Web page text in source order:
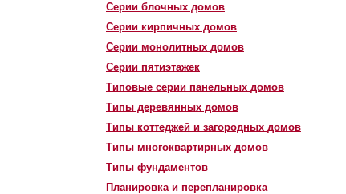
Серии блочных домов
Серии кирпичных домов
Серии монолитных домов
Серии пятиэтажек
Типовые серии панельных домов
Типы деревянных домов
Типы коттеджей и загородных домов
Типы многоквартирных домов
Типы фундаментов
Планировка и перепланировка